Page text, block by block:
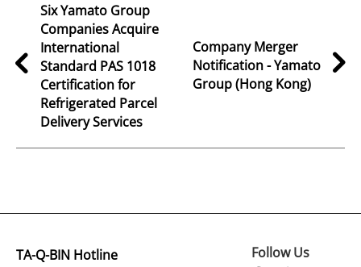
Company Merger
Notification - Yamato
Group (Hong Kong)
Six Yamato Group
Companies Acquire
International
Standard PAS 1018
Certification for
Refrigerated Parcel
Delivery Services
Follow Us
TA-Q-BIN Hotline